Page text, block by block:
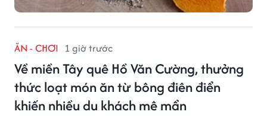
ĂN - CHƠI 1 giờ trước
Về miền Tây quê Hồ Văn Cường, thưởng
thức loạt món ăn từ bông điên điển
khiến nhiều du khách mê mẩn